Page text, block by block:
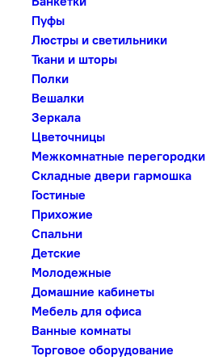
Пуфы
Люстры и светильники
Ткани и шторы
Полки
Вешалки
Зеркала
Цветочницы
Межкомнатные перегородки
Складные двери гармошка
Гостиные
Прихожие
Спальни
Детские
Молодежные
Домашние кабинеты
Мебель для офиса
Ванные комнаты
Торговое оборудование